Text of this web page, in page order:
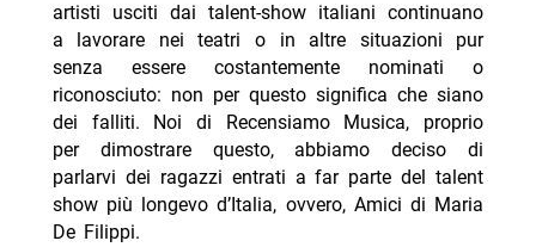
artisti usciti dai talent-show italiani continuano
a lavorare nei teatri o in altre situazioni pur
senza essere costantemente nominati o
riconosciuto: non per questo significa che siano
dei falliti. Noi di Recensiamo Musica, proprio
per dimostrare questo, abbiamo deciso di
parlarvi dei ragazzi entrati a far parte del talent
show più longevo d’Italia, ovvero, Amici di Maria
De Filippi.